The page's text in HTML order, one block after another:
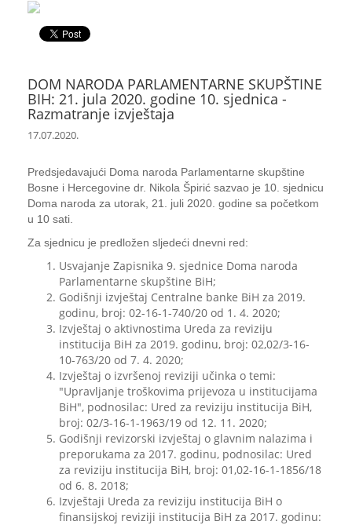
DOM NARODA PARLAMENTARNE SKUPŠTINE
BIH: 21. jula 2020. godine 10. sjednica -
Razmatranje izvještaja
17.07.2020.
Predsjedavajući Doma naroda Parlamentarne skupštine
Bosne i Hercegovine dr. Nikola Špirić sazvao je 10. sjednicu
Doma naroda za utorak, 21. juli 2020. godine sa početkom
u 10 sati.
Za sjednicu je predložen sljedeći dnevni red:
Usvajanje Zapisnika 9. sjednice Doma naroda
Parlamentarne skupštine BiH;
Godišnji izvještaj Centralne banke BiH za 2019.
godinu, broj: 02-16-1-740/20 od 1. 4. 2020;
Izvještaj o aktivnostima Ureda za reviziju
institucija BiH za 2019. godinu, broj: 02,02/3-16-
10-763/20 od 7. 4. 2020;
Izvještaj o izvršenoj reviziji učinka o temi:
"Upravljanje troškovima prijevoza u institucijama
BiH", podnosilac: Ured za reviziju institucija BiH,
broj: 02/3-16-1-1963/19 od 12. 11. 2020;
Godišnji revizorski izvještaj o glavnim nalazima i
preporukama za 2017. godinu, podnosilac: Ured
za reviziju institucija BiH, broj: 01,02-16-1-1856/18
od 6. 8. 2018;
Izvještaji Ureda za reviziju institucija BiH o
finansijskoj reviziji institucija BiH za 2017. godinu: